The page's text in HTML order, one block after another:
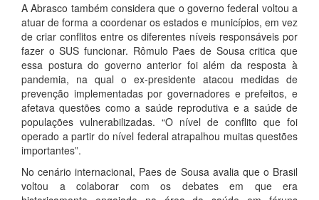
A Abrasco também considera que o governo federal voltou a
atuar de forma a coordenar os estados e municípios, em vez
de criar conflitos entre os diferentes níveis responsáveis por
fazer o SUS funcionar. Rômulo Paes de Sousa critica que
essa postura do governo anterior foi além da resposta à
pandemia, na qual o ex-presidente atacou medidas de
prevenção implementadas por governadores e prefeitos, e
afetava questões como a saúde reprodutiva e a saúde de
populações vulnerabilizadas. “O nível de conflito que foi
operado a partir do nível federal atrapalhou muitas questões
importantes”.
No cenário internacional, Paes de Sousa avalia que o Brasil
voltou a colaborar com os debates em que era